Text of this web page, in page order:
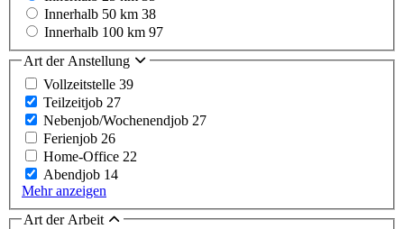
Innerhalb 50 km 38
Innerhalb 100 km 97
Art der Anstellung
Vollzeitstelle 39
Teilzeitjob 27
Nebenjob/Wochenendjob 27
Ferienjob 26
Home-Office 22
Abendjob 14
Mehr anzeigen
Art der Arbeit